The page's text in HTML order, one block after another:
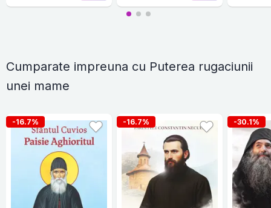
Cumparate impreuna cu Puterea rugaciunii
unei mame
-16.7% -16.7% -30.1%